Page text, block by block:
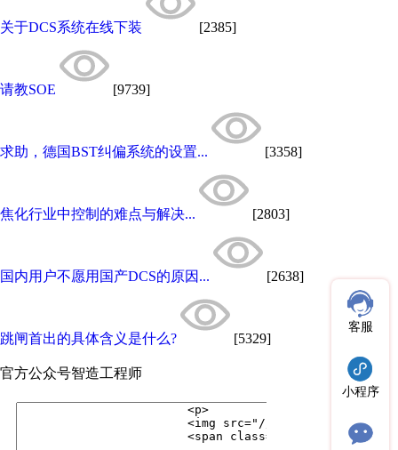
关于DCS系统在线下装 [2385]
请教SOE [9739]
求助，德国BST纠偏系统的设置... [3358]
焦化行业中控制的难点与解决... [2803]
国内用户不愿用国产DCS的原因... [2638]
跳闸首出的具体含义是什么? [5329]
官方公众号智造工程师
客服
小程序